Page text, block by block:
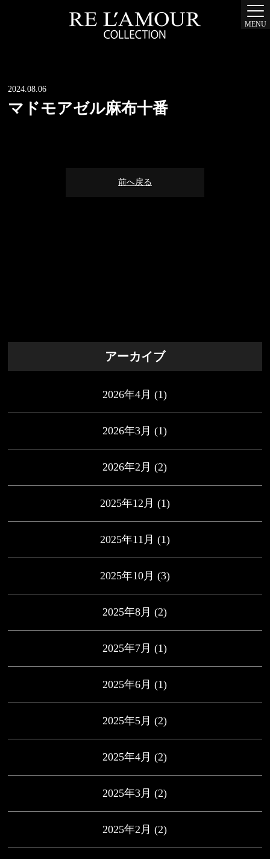
MENU
2024.08.06
マドモアゼル麻布十番
前へ戻る
アーカイブ
2026年4月 (1)
2026年3月 (1)
2026年2月 (2)
2025年12月 (1)
2025年11月 (1)
2025年10月 (3)
2025年8月 (2)
2025年7月 (1)
2025年6月 (1)
2025年5月 (2)
2025年4月 (2)
2025年3月 (2)
2025年2月 (2)